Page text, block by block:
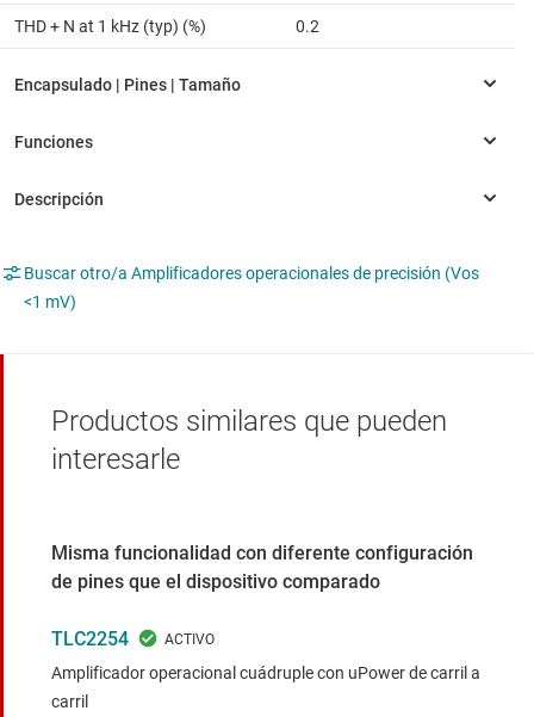
THD + N at 1 kHz (typ) (%) 0.2
Buscar otro/a Amplificadores operacionales de precisión (Vos
<1 mV)
Productos similares que pueden
interesarle
Misma funcionalidad con diferente configuración
de pines que el dispositivo comparado
TLC2254
Amplificador operacional cuádruple con uPower de carril a
carril